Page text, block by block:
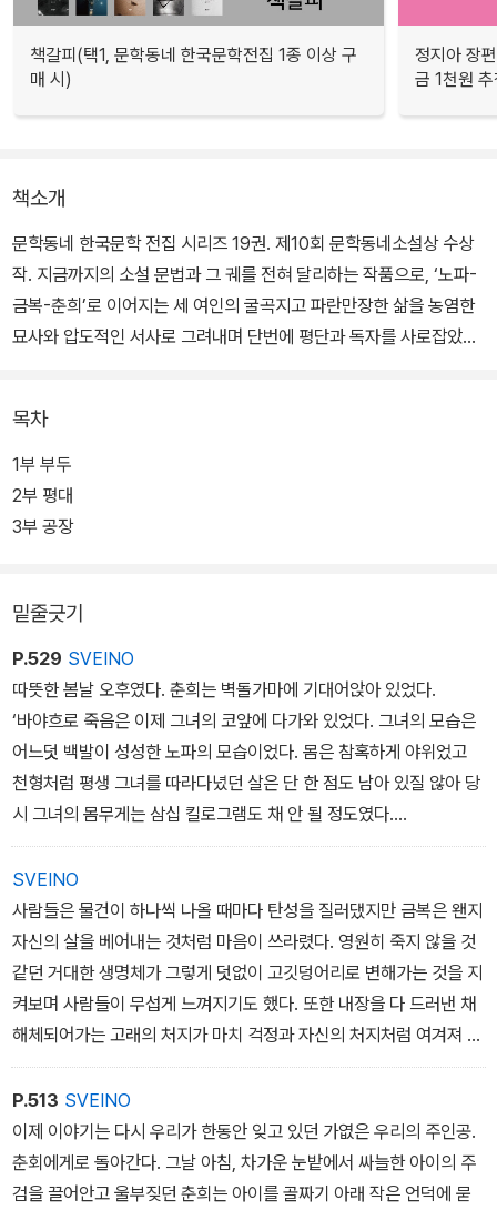
책갈피(택1, 문학동네 한국문학전집 1종 이상 구
매 시)
정지아 장
금 1천원
책소개
문학동네 한국문학 전집 시리즈 19권. 제10회 문학동네소설상 수상
작. 지금까지의 소설 문법과 그 궤를 전혀 달리하는 작품으로, ‘노파-
금복-춘희’로 이어지는 세 여인의 굴곡지고 파란만장한 삶을 농염한
묘사와 압도적인 서사로 그려내며 단번에 평단과 독자를 사로잡았다.
문장을 시도하고 구사하는 작가들의 손끝에서 몸을 부풀렸지만, 그럼
에도 『고래』가 구축한 방대한 서사와 생동하는 인물들은 해를 거듭할
수록 그 밀도를 더하고 있다. 작가가 (스스로 만든) 이야기꾼의 입을
빌려 쏟아놓은 무궁무진한 변주가 이 소설의 무너지지 않는 뼈대이자
『고래』는 단순히 색다른 모양새의 이야기들을 집약해놓은 소설이 아
니라 우리 삶의 문을 쑥 밀고 들어오는 커다란 머리다. 독자는 그 우거
진 머리를 헤치고 맛보고 다듬으며 저마다 찾고 싶은 군상을 발견하
고 공감한다.
목차
1부 부두
2부 평대
3부 공장
밑줄긋기
P.529 SVEINO
따뜻한 봄날 오후였다. 춘희는 벽돌가마에 기대어앉아 있었다.
‘바야흐로 죽음은 이제 그녀의 코앞에 다가와 있었다. 그녀의 모습은
어느덧 백발이 성성한 노파의 모습이었다. 몸은 참혹하게 야위었고
천형처럼 평생 그녀를 따라다녔던 살은 단 한 점도 남아 있질 않아 당
시 그녀의 몸무게는 삼십 킬로그램도 채 안 될 정도였다.
따뜻한 봄햇살은 그녀의 메마른 육체 위에 쏟아지고 있었다. 그녀는
눈을 같은 채 어서 일어나 벽돌을 만들어야지, 생각했다.하지 만 몸은
천근만근 무거웠고 손가락 하나 까딱할 수 없었다. 그녀가 힘겹게 눈
을 떴을 때. 눈앞엔 꿈인 듯 생시인 듯 코끼리 점보가 서 있었다.
SVEINO
사람들은 물건이 하나씩 나올 때마다 탄성을 질러댔지만 금복은 왠지
자신의 살을 베어내는 것처럼 마음이 쓰라렸다. 영원히 죽지 않을 것
같던 거대한 생명체가 그렇게 덧없이 고깃덩어리로 변해가는 것을 지
켜보며 사람들이 무섭게 느껴지기도 했다. 또한 내장을 다 드러낸 채
해체되어가는 고래의 처지가 마치 걱정과 자신의 처지처럼 여겨져 저
도 모르 게 설움이 북받쳐올랐다. 그녀는 애써 울음을 삼키느라 손으
로 입을 틀어막고 구경꾼들 틈을 빠져나왔다. 그리고 아무도 없는 바
닷가에 주저앉아 눈이 퉁퉁 붓도록 울었다.
P.513 SVEINO
이제 이야기는 다시 우리가 한동안 잊고 있던 가엾은 우리의 주인공.
춘회에게로 돌아간다. 그날 아침, 차가운 눈밭에서 싸늘한 아이의 주
검을 끌어안고 울부짖던 춘희는 아이를 골짜기 아래 작은 언덕에 묻